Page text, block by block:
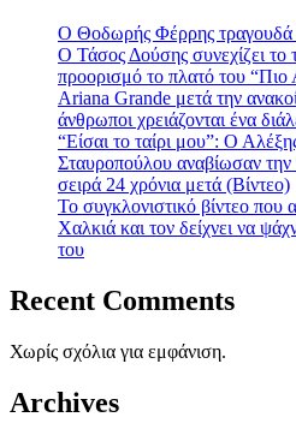
Ο Θοδωρής Φέρρης
Ο Τάσος Δούσης συνεχίζει το
προορισμό το πλατό του
Ariana Grande μετά την
άνθρωποι χρειάζονται ένα
“Είσαι το ταίρι μου”: Ο
Σταυροπούλου αναβίωσαν την
σειρά 24 χρόνια μετά (Βίντεο)
To συγκλονιστικό βίντεο που
Χαλκιά και τον δείχνει να
του
Recent Comments
Χωρίς σχόλια για εμφάνιση.
Archives